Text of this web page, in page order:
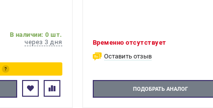
В наличии: 0 шт.
через 3 дня
?
Временно отсутствует
Оставить отзыв
ПОДОБРАТЬ АНАЛОГ